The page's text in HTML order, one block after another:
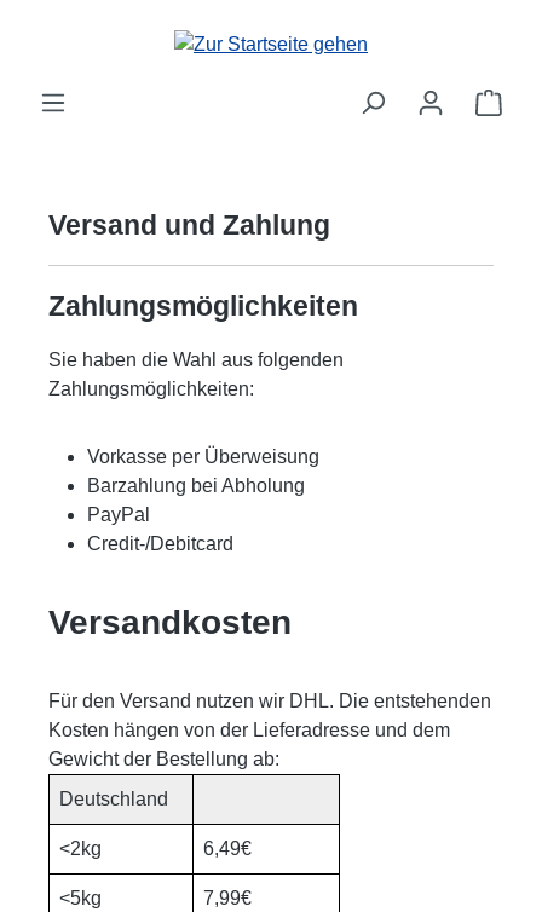
Zum Hauptinhalt springen
Versand und Zahlung
Zahlungsmöglichkeiten
Sie haben die Wahl aus folgenden
Zahlungsmöglichkeiten:
Vorkasse per Überweisung
Barzahlung bei Abholung
PayPal
Credit-/Debitcard
Versandkosten
Für den Versand nutzen wir DHL. Die entstehenden
Kosten hängen von der Lieferadresse und dem
Gewicht der Bestellung ab:
Deutschland
<2kg 6,49€
<5kg 7,99€